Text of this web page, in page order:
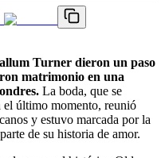
Turner dieron un paso
matrimonio en una
La boda, que se
el último momento, reunió
y estuvo marcada por la
de su historia de amor.